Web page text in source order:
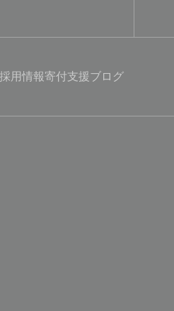
採用情報寄付支援ブログ